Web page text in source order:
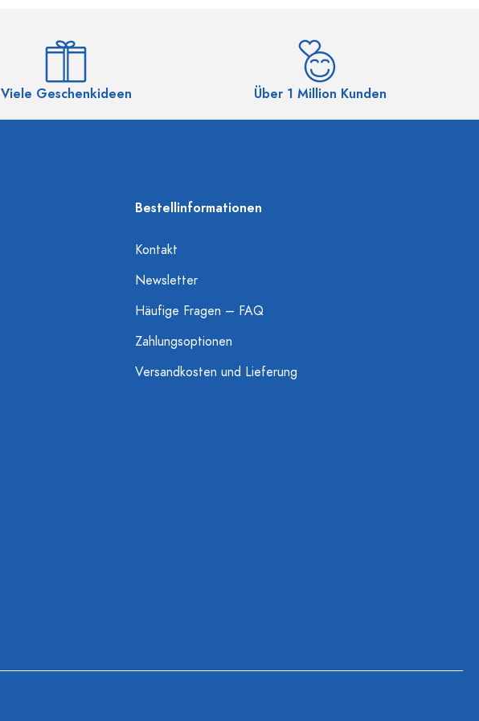
Viele Geschenkideen Über 1 Million Kunden
Bestellinformationen
Kontakt
Newsletter
Häufige Fragen – FAQ
Zahlungsoptionen
Versandkosten und Lieferung